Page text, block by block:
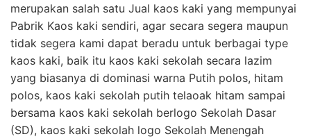
merupakan salah satu Jual kaos kaki yang mempunyai
Pabrik Kaos kaki sendiri, agar secara segera maupun
tidak segera kami dapat beradu untuk berbagai type
kaos kaki, baik itu kaos kaki sekolah secara lazim
yang biasanya di dominasi warna Putih polos, hitam
polos, kaos kaki sekolah putih telaoak hitam sampai
bersama kaos kaki sekolah berlogo Sekolah Dasar
(SD), kaos kaki sekolah logo Sekolah Menengah